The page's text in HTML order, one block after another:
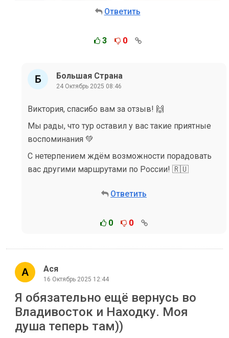
Ответить
3 0
Большая Страна
24 Октябрь 2025 08:46
Виктория, спасибо вам за отзыв! 🙌
Мы рады, что тур оставил у вас такие приятные
воспоминания 💚
С нетерпением ждём возможности порадовать
вас другими маршрутами по России! 🇷🇺
Ответить
0 0
Ася
16 Октябрь 2025 12:44
Я обязательно ещё вернусь во
Владивосток и Находку. Моя
душа теперь там))